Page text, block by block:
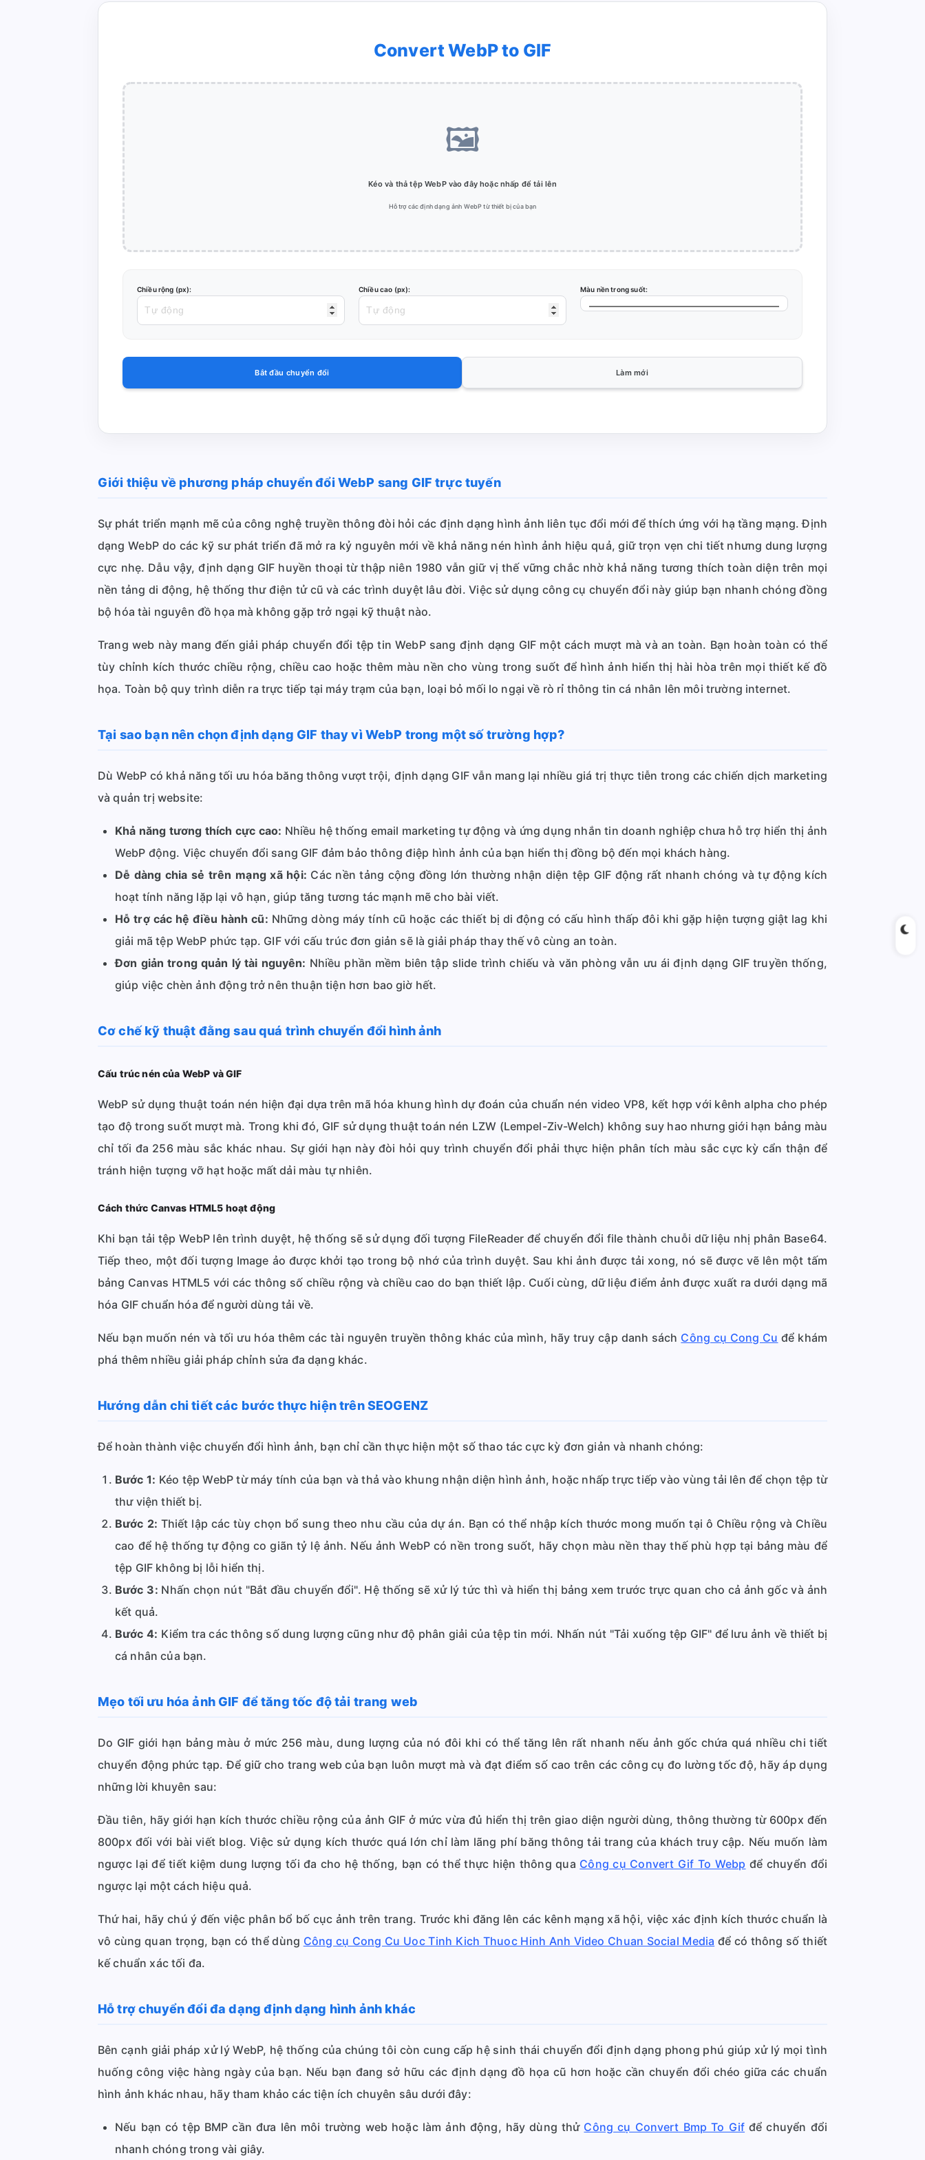
Convert WebP to GIF
🖼️
Kéo và thả tệp WebP vào đây hoặc nhấp để tải lên
Hỗ trợ các định dạng ảnh WebP từ thiết bị của bạn
Chiều rộng (px): Chiều cao (px): Màu nền trong suốt:
Bắt đầu chuyển đổi Làm mới
Giới thiệu về phương pháp chuyển đổi WebP sang GIF trực tuyến
Sự phát triển mạnh mẽ của công nghệ truyền thông đòi hỏi các định dạng hình ảnh liên tục đổi mới để thích ứng với hạ tầng mạng. Định
dạng WebP do các kỹ sư phát triển đã mở ra kỷ nguyên mới về khả năng nén hình ảnh hiệu quả, giữ trọn vẹn chi tiết nhưng dung lượng
cực nhẹ. Dẫu vậy, định dạng GIF huyền thoại từ thập niên 1980 vẫn giữ vị thế vững chắc nhờ khả năng tương thích toàn diện trên mọi
nền tảng di động, hệ thống thư điện tử cũ và các trình duyệt lâu đời. Việc sử dụng công cụ chuyển đổi này giúp bạn nhanh chóng đồng
bộ hóa tài nguyên đồ họa mà không gặp trở ngại kỹ thuật nào.
Trang web này mang đến giải pháp chuyển đổi tệp tin WebP sang định dạng GIF một cách mượt mà và an toàn. Bạn hoàn toàn có thể
tùy chỉnh kích thước chiều rộng, chiều cao hoặc thêm màu nền cho vùng trong suốt để hình ảnh hiển thị hài hòa trên mọi thiết kế đồ
họa. Toàn bộ quy trình diễn ra trực tiếp tại máy trạm của bạn, loại bỏ mối lo ngại về rò rỉ thông tin cá nhân lên môi trường internet.
Tại sao bạn nên chọn định dạng GIF thay vì WebP trong một số trường hợp?
Dù WebP có khả năng tối ưu hóa băng thông vượt trội, định dạng GIF vẫn mang lại nhiều giá trị thực tiễn trong các chiến dịch marketing
và quản trị website:
Khả năng tương thích cực cao: Nhiều hệ thống email marketing tự động và ứng dụng nhắn tin doanh nghiệp chưa hỗ trợ hiển thị ảnh
WebP động. Việc chuyển đổi sang GIF đảm bảo thông điệp hình ảnh của bạn hiển thị đồng bộ đến mọi khách hàng.
Dễ dàng chia sẻ trên mạng xã hội: Các nền tảng cộng đồng lớn thường nhận diện tệp GIF động rất nhanh chóng và tự động kích
hoạt tính năng lặp lại vô hạn, giúp tăng tương tác mạnh mẽ cho bài viết.
Hỗ trợ các hệ điều hành cũ: Những dòng máy tính cũ hoặc các thiết bị di động có cấu hình thấp đôi khi gặp hiện tượng giật lag khi
giải mã tệp WebP phức tạp. GIF với cấu trúc đơn giản sẽ là giải pháp thay thế vô cùng an toàn.
Đơn giản trong quản lý tài nguyên: Nhiều phần mềm biên tập slide trình chiếu và văn phòng vẫn ưu ái định dạng GIF truyền thống,
giúp việc chèn ảnh động trở nên thuận tiện hơn bao giờ hết.
Cơ chế kỹ thuật đằng sau quá trình chuyển đổi hình ảnh
Cấu trúc nén của WebP và GIF
WebP sử dụng thuật toán nén hiện đại dựa trên mã hóa khung hình dự đoán của chuẩn nén video VP8, kết hợp với kênh alpha cho phép
tạo độ trong suốt mượt mà. Trong khi đó, GIF sử dụng thuật toán nén LZW (Lempel-Ziv-Welch) không suy hao nhưng giới hạn bảng màu
chỉ tối đa 256 màu sắc khác nhau. Sự giới hạn này đòi hỏi quy trình chuyển đổi phải thực hiện phân tích màu sắc cực kỳ cẩn thận để
tránh hiện tượng vỡ hạt hoặc mất dải màu tự nhiên.
Cách thức Canvas HTML5 hoạt động
Khi bạn tải tệp WebP lên trình duyệt, hệ thống sẽ sử dụng đối tượng FileReader để chuyển đổi file thành chuỗi dữ liệu nhị phân Base64.
Tiếp theo, một đối tượng Image ảo được khởi tạo trong bộ nhớ của trình duyệt. Sau khi ảnh được tải xong, nó sẽ được vẽ lên một tấm
bảng Canvas HTML5 với các thông số chiều rộng và chiều cao do bạn thiết lập. Cuối cùng, dữ liệu điểm ảnh được xuất ra dưới dạng mã
hóa GIF chuẩn hóa để người dùng tải về.
Nếu bạn muốn nén và tối ưu hóa thêm các tài nguyên truyền thông khác của mình, hãy truy cập danh sách Công cụ Cong Cu để khám
phá thêm nhiều giải pháp chỉnh sửa đa dạng khác.
Hướng dẫn chi tiết các bước thực hiện trên SEOGENZ
Để hoàn thành việc chuyển đổi hình ảnh, bạn chỉ cần thực hiện một số thao tác cực kỳ đơn giản và nhanh chóng:
Bước 1: Kéo tệp WebP từ máy tính của bạn và thả vào khung nhận diện hình ảnh, hoặc nhấp trực tiếp vào vùng tải lên để chọn tệp từ
thư viện thiết bị.
Bước 2: Thiết lập các tùy chọn bổ sung theo nhu cầu của dự án. Bạn có thể nhập kích thước mong muốn tại ô Chiều rộng và Chiều
cao để hệ thống tự động co giãn tỷ lệ ảnh. Nếu ảnh WebP có nền trong suốt, hãy chọn màu nền thay thế phù hợp tại bảng màu để
tệp GIF không bị lỗi hiển thị.
Bước 3: Nhấn chọn nút "Bắt đầu chuyển đổi". Hệ thống sẽ xử lý tức thì và hiển thị bảng xem trước trực quan cho cả ảnh gốc và ảnh
kết quả.
Bước 4: Kiểm tra các thông số dung lượng cũng như độ phân giải của tệp tin mới. Nhấn nút "Tải xuống tệp GIF" để lưu ảnh về thiết bị
cá nhân của bạn.
Mẹo tối ưu hóa ảnh GIF để tăng tốc độ tải trang web
Do GIF giới hạn bảng màu ở mức 256 màu, dung lượng của nó đôi khi có thể tăng lên rất nhanh nếu ảnh gốc chứa quá nhiều chi tiết
chuyển động phức tạp. Để giữ cho trang web của bạn luôn mượt mà và đạt điểm số cao trên các công cụ đo lường tốc độ, hãy áp dụng
những lời khuyên sau:
Đầu tiên, hãy giới hạn kích thước chiều rộng của ảnh GIF ở mức vừa đủ hiển thị trên giao diện người dùng, thông thường từ 600px đến
800px đối với bài viết blog. Việc sử dụng kích thước quá lớn chỉ làm lãng phí băng thông tải trang của khách truy cập. Nếu muốn làm
ngược lại để tiết kiệm dung lượng tối đa cho hệ thống, bạn có thể thực hiện thông qua Công cụ Convert Gif To Webp để chuyển đổi
ngược lại một cách hiệu quả.
Thứ hai, hãy chú ý đến việc phân bổ bố cục ảnh trên trang. Trước khi đăng lên các kênh mạng xã hội, việc xác định kích thước chuẩn là
vô cùng quan trọng, bạn có thể dùng Công cụ Cong Cu Uoc Tinh Kich Thuoc Hinh Anh Video Chuan Social Media để có thông số thiết
kế chuẩn xác tối đa.
Hỗ trợ chuyển đổi đa dạng định dạng hình ảnh khác
Bên cạnh giải pháp xử lý WebP, hệ thống của chúng tôi còn cung cấp hệ sinh thái chuyển đổi định dạng phong phú giúp xử lý mọi tình
huống công việc hàng ngày của bạn. Nếu bạn đang sở hữu các định dạng đồ họa cũ hơn hoặc cần chuyển đổi chéo giữa các chuẩn
hình ảnh khác nhau, hãy tham khảo các tiện ích chuyên sâu dưới đây:
Nếu bạn có tệp BMP cần đưa lên môi trường web hoặc làm ảnh động, hãy dùng thử Công cụ Convert Bmp To Gif để chuyển đổi
nhanh chóng trong vài giây.